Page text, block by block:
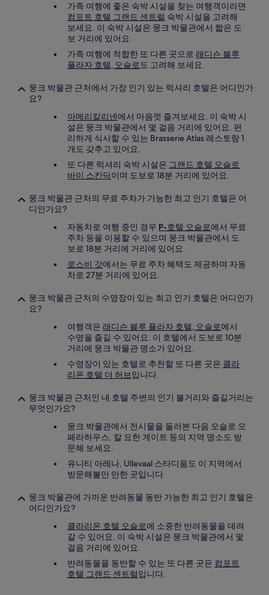
가족 여행에 좋은 숙박 시설을 찾는 여행객이라면
컴포트 호텔 그랜드 센트럴 숙박 시설을 고려해
보세요. 이 숙박 시설은 뭉크 박물관에서 짧은 도
보 거리에 있어요.
가족 여행에 적합한 또 다른 곳으로 래디슨 블루
플라자 호텔, 오슬로도 고려해 보세요.
뭉크 박물관 근처에서 가장 인기 있는 럭셔리 호텔은 어디인가
요?
아메리칼리넨에서 마음껏 즐겨보세요. 이 숙박 시
설은 뭉크 박물관에서 몇 걸음 거리에 있어요. 편
리하게 식사할 수 있는 Brasserie Atlas 레스토랑 1
개도 갖추고 있어요.
또 다른 럭셔리 숙박 시설은 그랜드 호텔 오슬로
바이 스칸딕이며 도보로 18분 거리에 있어요.
뭉크 박물관 근처의 무료 주차가 가능한 최고 인기 호텔은 어
디인가요?
자동차로 여행 중인 경우 P-호텔 오슬로에서 무료
주차 등을 이용할 수 있으며 뭉크 박물관에서 도
보로 18분 거리에 거리에 있어요.
로스비 갓에서는 무료 주차 혜택도 제공하며 자동
차로 27분 거리에 있어요.
뭉크 박물관 근처의 수영장이 있는 최고 인기 호텔은 어디인가
요?
여행객은 래디슨 블루 플라자 호텔, 오슬로에서
수영을 즐길 수 있어요. 이 호텔에서 도보로 10분
거리에 뭉크 박물관 명소가 있어요.
수영장이 있는 호텔로 추천할 또 다른 곳은 클라
리온 호텔 더 허브입니다.
뭉크 박물관 근처인 내 호텔 주변의 인기 볼거리와 즐길거리는
무엇인가요?
뭉크 박물관에서 전시물을 둘러본 다음 오슬로 오
페라하우스, 칼 요한 게이트 등의 지역 명소도 방
문해 보세요.
유니티 아레나, Ullevaal 스타디움도 이 지역에서
방문해볼만 만한 곳입니다
뭉크 박물관에 가까운 반려동물 동반 가능한 최고 인기 호텔은
어디인가요?
클라리온 호텔 오슬로에 소중한 반려동물을 데려
갈 수 있어요. 이 숙박 시설은 뭉크 박물관에서 몇
걸음 거리에 있어요.
반려동물을 동반할 수 있는 또 다른 곳은 컴포트
호텔 그랜드 센트럴입니다.